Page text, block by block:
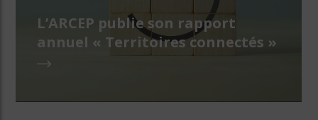
L’ARCEP publie son rapport
annuel « Territoires connectés »